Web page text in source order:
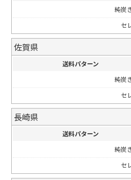
純炭
セ
佐賀県
送料パターン
純炭
セ
長崎県
送料パターン
純炭
セ